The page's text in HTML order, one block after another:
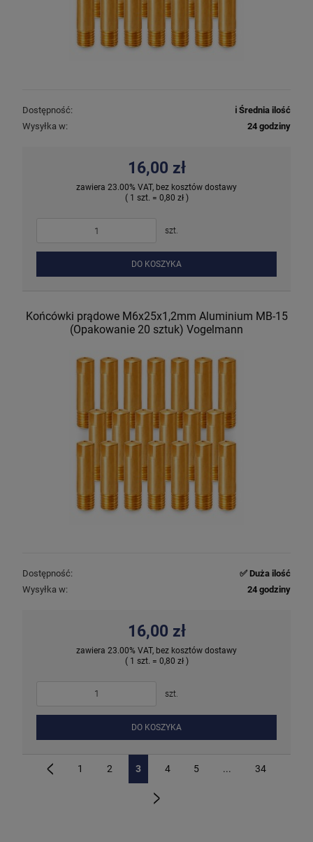
Dostępność:
ℹ️ Średnia ilość
Wysyłka w:
24 godziny
16,00 zł
zawiera 23.00% VAT, bez kosztów dostawy
( 1 szt. = 0,80 zł )
szt.
DO KOSZYKA
Końcówki prądowe M6x25x1,2mm Aluminium MB-15
(Opakowanie 20 sztuk) Vogelmann
Dostępność:
✅ Duża ilość
Wysyłka w:
24 godziny
16,00 zł
zawiera 23.00% VAT, bez kosztów dostawy
( 1 szt. = 0,80 zł )
szt.
DO KOSZYKA
1 2 3 4 5 ... 34